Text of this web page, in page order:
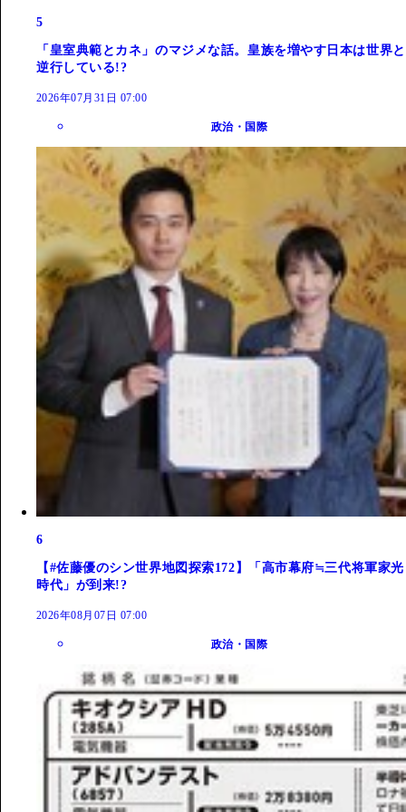
5
「皇室典範とカネ」のマジメな話。皇族を増やす日本は世界と
逆行している!?
2026年07月31日 07:00
政治・国際
6
【#佐藤優のシン世界地図探索172】「高市幕府≒三代将軍家光
時代」が到来!?
2026年08月07日 07:00
政治・国際